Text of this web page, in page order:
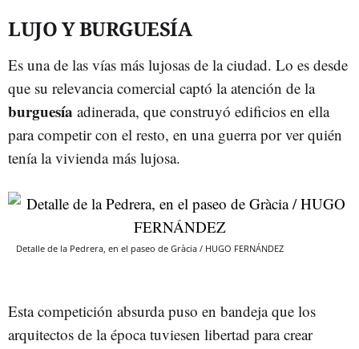
LUJO Y BURGUESÍA
Es una de las vías más lujosas de la ciudad. Lo es desde
que su relevancia comercial captó la atención de la
burguesía adinerada, que construyó edificios en ella
para competir con el resto, en una guerra por ver quién
tenía la vivienda más lujosa.
Detalle de la Pedrera, en el paseo de Gràcia / HUGO FERNÁNDEZ
Esta competición absurda puso en bandeja que los
arquitectos de la época tuviesen libertad para crear